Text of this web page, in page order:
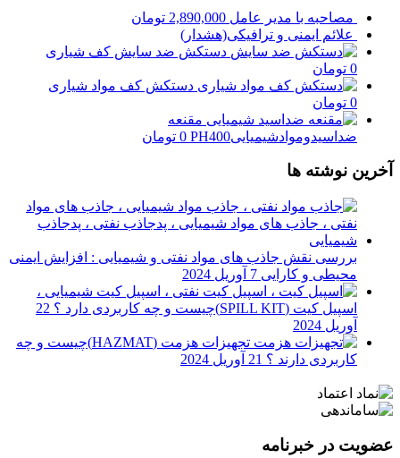
مصاحبه با مدیر عامل 2,890,000 تومان
علائم ایمنی و ترافیکی(هشدار)
دستکش ضد سایش کف شیاری
0 تومان
دستکش کف مواد شیاری
0 تومان
مقنعه
ضداسیدوموادشیمیاییPH400
0 تومان
آخرین نوشته ها
بررسی نقش جاذب های مواد نفتی و شیمیایی : افزایش ایمنی
محیطی و کارایی 7 آوریل 2024
اسپیل کیت (SPILL KIT)چیست و چه کاربردی دارد ؟
22
آوریل 2024
تجهیزات هزمت (HAZMAT)چیست و چه
کاربردی دارند ؟ 21 آوریل 2024
عضویت در خبرنامه